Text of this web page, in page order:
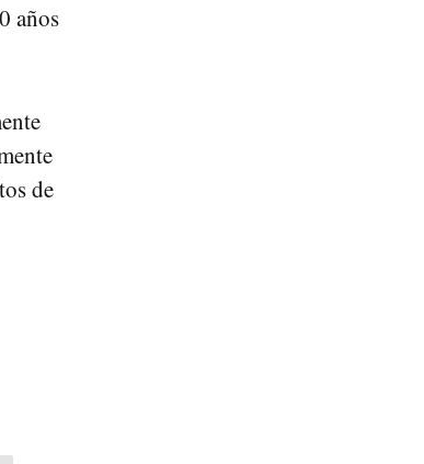
años
de